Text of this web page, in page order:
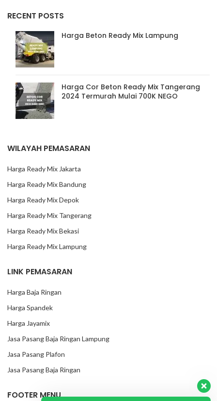
RECENT POSTS
Harga Beton Ready Mix Lampung
Harga Cor Beton Ready Mix Tangerang
2024 Termurah Mulai 700K NEGO
WILAYAH PEMASARAN
Harga Ready Mix Jakarta
Harga Ready Mix Bandung
Harga Ready Mix Depok
Harga Ready Mix Tangerang
Harga Ready Mix Bekasi
Harga Ready Mix Lampung
LINK PEMASARAN
Harga Baja Ringan
Harga Spandek
Harga Jayamix
Jasa Pasang Baja Ringan Lampung
Jasa Pasang Plafon
Jasa Pasang Baja Ringan
FOOTER MENU